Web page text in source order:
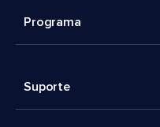
Programa
Suporte